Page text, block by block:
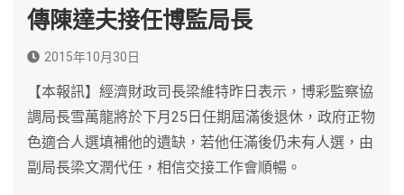
傳陳達夫接任博監局長
2015年10月30日
【本報訊】經濟財政司長梁維特昨日表示，博彩監察協
調局長雪萬龍將於下月25日任期屆滿後退休，政府正物
色適合人選填補他的遺缺，若他任滿後仍未有人選，由
副局長梁文潤代任，相信交接工作會順暢。